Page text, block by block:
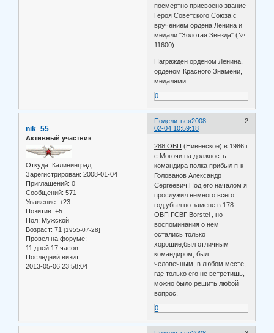
посмертно присвоено звание
Героя Советского Союза с
вручением ордена Ленина и
медали "Золотая Звезда" (№
11600).
Награждён орденом Ленина,
орденом Красного Знамени,
медалями.
0
Поделиться 2
2008-
02-04 10:59:18
nik_55
Активный участник
Откуда: Калининград
Зарегистрирован: 2008-01-04
Приглашений: 0
Сообщений: 571
Уважение: +23
Позитив: +5
Пол: Мужской
Возраст: 71 [1955-07-28]
Провел на форуме:
11 дней 17 часов
Последний визит:
2013-05-06 23:58:04
288 ОВП (Нивенское) в 1986 г
с Могочи на должность
командира полка прибыл п-к
Голованов Александр
Сергеевич.Под его началом я
прослужил немного всего
год,убыл по замене в 178
ОВП ГСВГ Borstel , но
воспоминания о нем
остались только
хорошие,был отличным
командиром, был
человечным, в любом месте,
где только его не встретишь,
можно было решить любой
вопрос.
0